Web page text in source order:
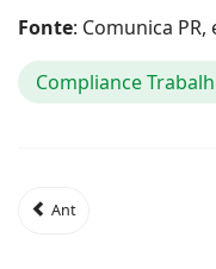
Fonte: Comunica PR,
Compliance
Ant